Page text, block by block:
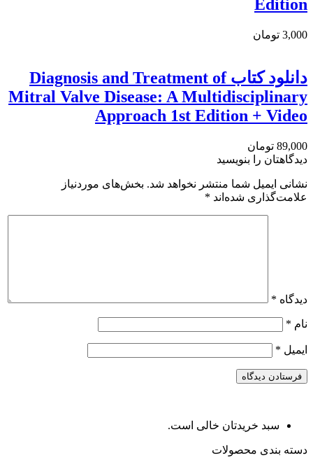
Edition
3,000 تومان
دانلود كتاب Diagnosis and Treatment of
Mitral Valve Disease: A Multidisciplinary
Approach 1st Edition + Video
89,000 تومان
دیدگاهتان را بنویسید
نشانی ایمیل شما منتشر نخواهد شد. بخش‌های موردنیاز
علامت‌گذاری شده‌اند *
دیدگاه *
نام *
ایمیل *
سبد خریدتان خالی است.
دسته بندی محصولات